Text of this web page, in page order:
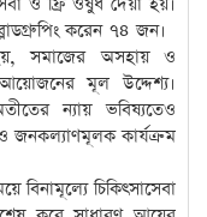
করেন ৭৪ জন।
সমাজের অসহায় ও
মূল উদ্দেশ্য।
ন্যায় ভবিষ্যতেও
ও জনকল্যাণমূলক কার্যক্রম
বিনামূল্যে চিকিৎসাসেবা